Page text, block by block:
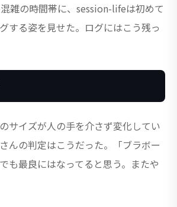
雑の時間帯に、session-lifeは初めて
する姿を見せた。ログにはこう残っ
サイズが人の手を介さず変化してい
んの判定はこうだった。「ブラボー
も最良にはなってると思う。またや